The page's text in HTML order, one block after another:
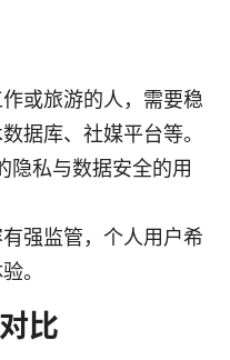
或旅游的人，需要稳
据库、社媒平台等。
隐私与数据安全的用
强监管，个人用户希
。
比